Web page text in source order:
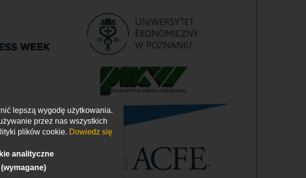
lepszą wygodę użytkowania.
przez nas wszystkich
plików cookie. Dowiedz się
analityczne